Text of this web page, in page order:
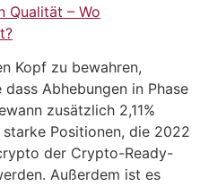
Qualität – Wo
Kopf zu bewahren,
Abhebungen in Phase
zusätzlich 2,11%
Positionen, die 2022
der Crypto-Ready-
Außerdem ist es